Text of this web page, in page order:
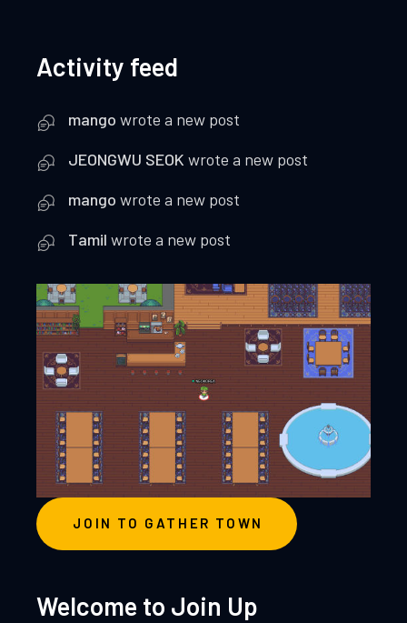
Activity feed
mango wrote a new post
JEONGWU SEOK wrote a new post
mango wrote a new post
Tamil wrote a new post
JOIN TO GATHER TOWN
Welcome to Join Up